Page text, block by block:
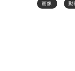
画像 動